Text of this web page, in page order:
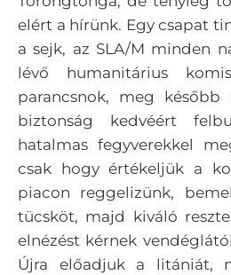
elért a hírünk. Egy csapat
a sejk, az SLA/M minden
lévő humanitárius
parancsnok, meg
biztonság kedvéért
hatalmas fegyverekkel
csak hogy értékeljük a
piacon reggelizünk,
tücsköt, majd kiváló
elnézést kérnek
Újra előadjuk a litániát,